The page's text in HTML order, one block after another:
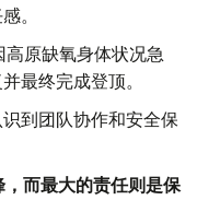
。
原缺氧身体状况急
最终完成登顶。
到团队协作和安全保
而最大的责任则是保